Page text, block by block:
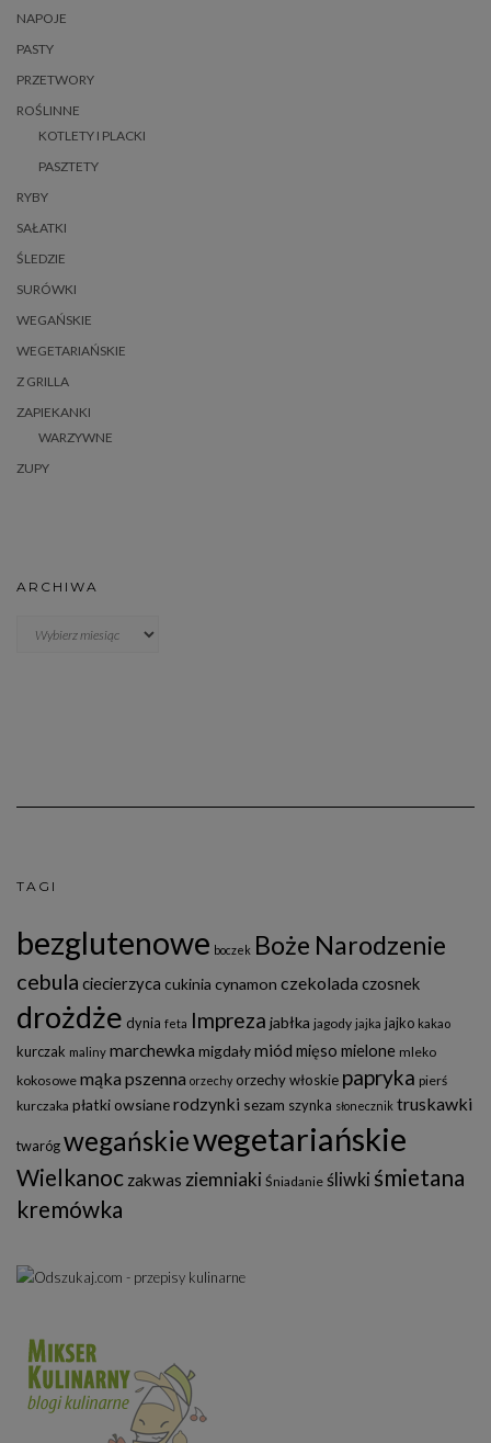
NAPOJE
PASTY
PRZETWORY
ROŚLINNE
KOTLETY I PLACKI
PASZTETY
RYBY
SAŁATKI
ŚLEDZIE
SURÓWKI
WEGAŃSKIE
WEGETARIAŃSKIE
Z GRILLA
ZAPIEKANKI
WARZYWNE
ZUPY
ARCHIWA
TAGI
bezglutenowe boczek Boże Narodzenie
cebula ciecierzyca cukinia cynamon czekolada czosnek
drożdże dynia feta Impreza jabłka jagody jajka jajko kakao
kurczak maliny marchewka migdałymiód mięso mielone mleko
kokosowe mąka pszenna orzechy orzechy włoskie papryka pierś
kurczaka płatki owsianerodzynki sezam szynka słonecznik truskawki
twarógwegańskiewegetariańskie
Wielkanoc zakwas ziemniaki Śniadanie śliwki śmietana
kremówka